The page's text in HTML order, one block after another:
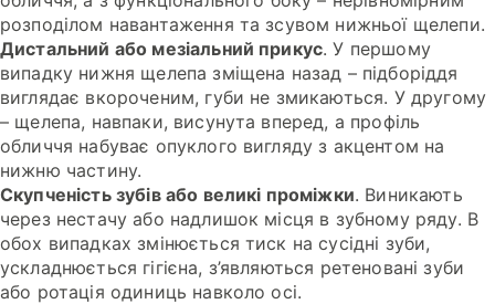
розподілом навантаження та зсувом нижньої щелепи.
Дистальний або мезіальний прикус. У першому
випадку нижня щелепа зміщена назад – підборіддя
виглядає вкороченим, губи не змикаються. У другому
– щелепа, навпаки, висунута вперед, а профіль
обличчя набуває опуклого вигляду з акцентом на
нижню частину.
Скупченість зубів або великі проміжки. Виникають
через нестачу або надлишок місця в зубному ряду. В
обох випадках змінюється тиск на сусідні зуби,
ускладнюється гігієна, з’являються ретеновані зуби
або ротація одиниць навколо осі.